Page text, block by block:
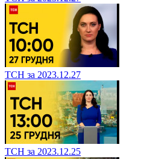
ТСН за 2023.12.27
ТСН за 2023.12.25